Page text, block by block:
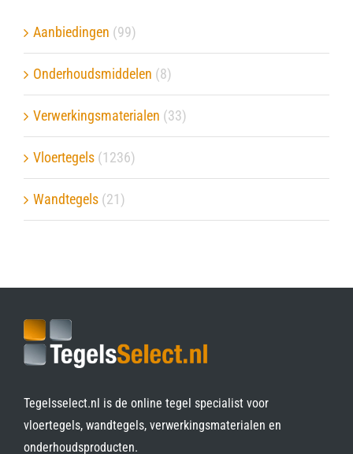
Aanbiedingen (99)
Onderhoudsmiddelen (8)
Verwerkingsmaterialen (33)
Vloertegels (1236)
Wandtegels (21)
Tegelsselect.nl is de online tegel specialist voor
vloertegels, wandtegels, verwerkingsmaterialen en
onderhoudsproducten.